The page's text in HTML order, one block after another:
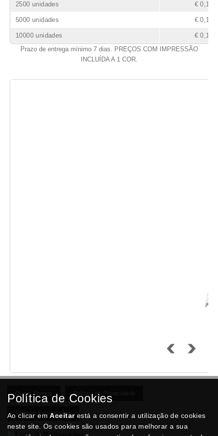
2500 unidades € 0,19
5000 unidades € 0,17
10000 unidades
€ 0,16
Prazo de entrega mínimo 7 dias. PREÇOS COM IMPRESSÃO
INCLUÍDA A 1 COR.
Quem Somos Politica de Privacidade
Termos e Condições
Política de Cookies
Ao clicar emAceitarestá a consentir a utilização de cookies
neste site. Os cookies são usados para melhorar a sua